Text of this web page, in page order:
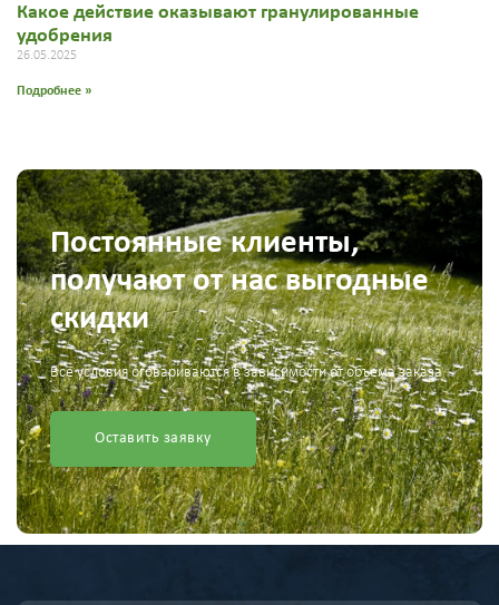
Какое действие оказывают гранулированные
удобрения
26.05.2025
Подробнее »
Постоянные клиенты,
получают от нас выгодные
скидки
Все условия оговариваются в зависимости от объема заказа
Оставить заявку